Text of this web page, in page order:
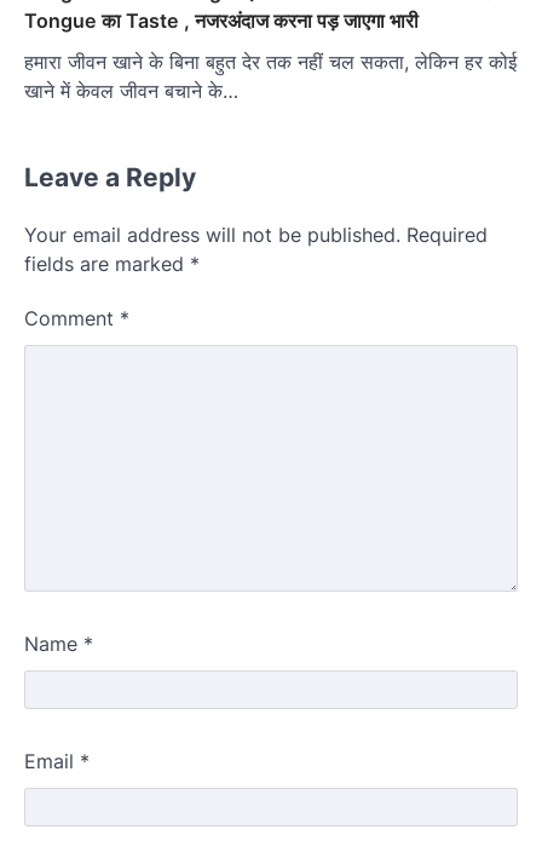
Tongue का Taste , नजरअंदाज करना पड़ जाएगा भारी
हमारा जीवन खाने के बिना बहुत देर तक नहीं चल सकता, लेकिन हर कोई
खाने में केवल जीवन बचाने के…
Leave a Reply
Your email address will not be published. Required
fields are marked *
Comment *
Name *
Email *